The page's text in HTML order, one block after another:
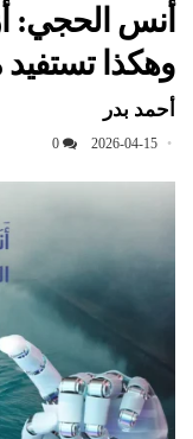
أنس الحجي:
وهكذا تستفيد
أحمد بدر
2026-04-15
0